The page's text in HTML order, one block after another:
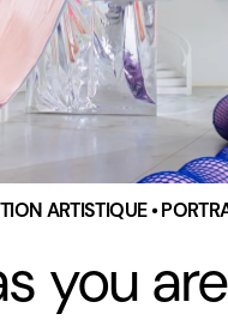
ARTISTIQUE •
you are